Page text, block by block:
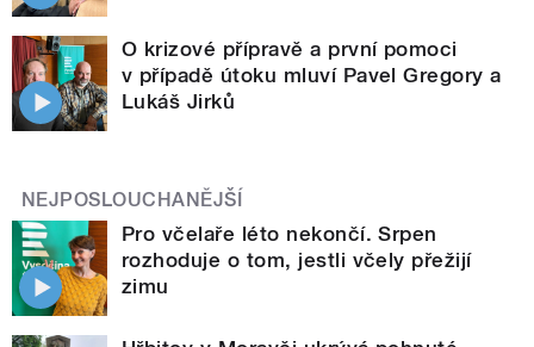
O krizové přípravě a první pomoci
v případě útoku mluví Pavel Gregory a
Lukáš Jirků
NEJPOSLOUCHANĚJŠÍ
Pro včelaře léto nekončí. Srpen
rozhoduje o tom, jestli včely přežijí
zimu